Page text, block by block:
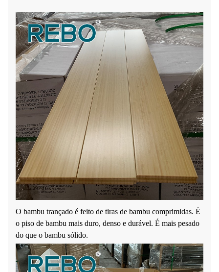
O bambu trançado é feito de tiras de bambu comprimidas. É
o piso de bambu mais duro, denso e durável. É mais pesado
do que o bambu sólido.